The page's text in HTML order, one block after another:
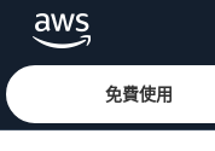
跳至主要內容按一下這裡可
免費使用